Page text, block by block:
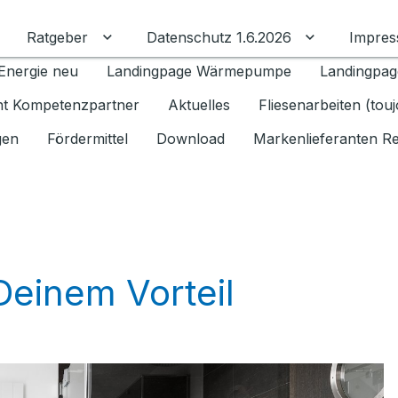
Ratgeber Untermenü für Ratgeber umschalten
Datenschutz 1.6.2026 Untermenü
neu
Landingpage Wärmepumpe
Kompetenzpartner
Aktuelles
Fliesenarbeiten
Fördermittel Download Markenlieferanten
Vorteil